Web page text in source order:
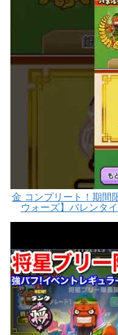
金 コンプリート！期間
ウォーズ】バレンタ